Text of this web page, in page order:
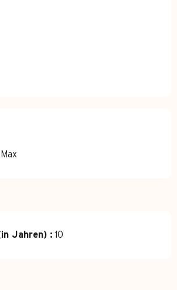
Jahren) : 10